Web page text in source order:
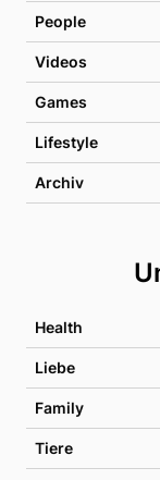
People
Videos
Games
Lifestyle
Archiv
Health
Liebe
Family
Tiere